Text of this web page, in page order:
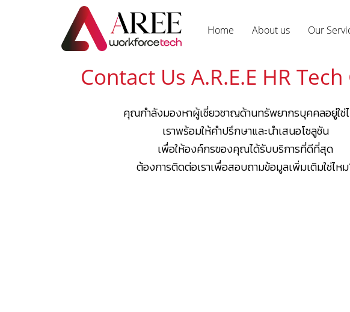
Home About us Our
Contact Us A.R.E.E HR
คุณกำลังมองหาผู้เชี่ยวชาญด้านทรัพยากรบุคคลอยู่ใช่
เราพร้อมให้คำปรึกษาและนำเสนอโซลูชัน
เพื่อให้องค์กรของคุณได้รับบริการที่ดีที่สุด
ต้องการติดต่อเราเพื่อสอบถามข้อมูลเพิ่มเติมใช่ไห